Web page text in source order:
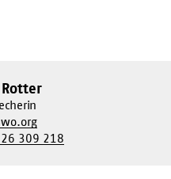
309 218